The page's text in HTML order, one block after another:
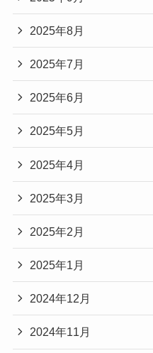
2025年8月
2025年7月
2025年6月
2025年5月
2025年4月
2025年3月
2025年2月
2025年1月
2024年12月
2024年11月